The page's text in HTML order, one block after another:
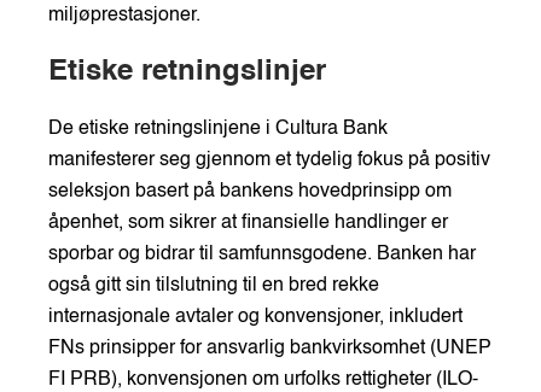
miljøprestasjoner.
Etiske retningslinjer
De etiske retningslinjene i Cultura Bank
manifesterer seg gjennom et tydelig fokus på positiv
seleksjon basert på bankens hovedprinsipp om
åpenhet, som sikrer at finansielle handlinger er
sporbar og bidrar til samfunnsgodene. Banken har
også gitt sin tilslutning til en bred rekke
internasjonale avtaler og konvensjoner, inkludert
FNs prinsipper for ansvarlig bankvirksomhet (UNEP
FI PRB), konvensjonen om urfolks rettigheter (ILO-